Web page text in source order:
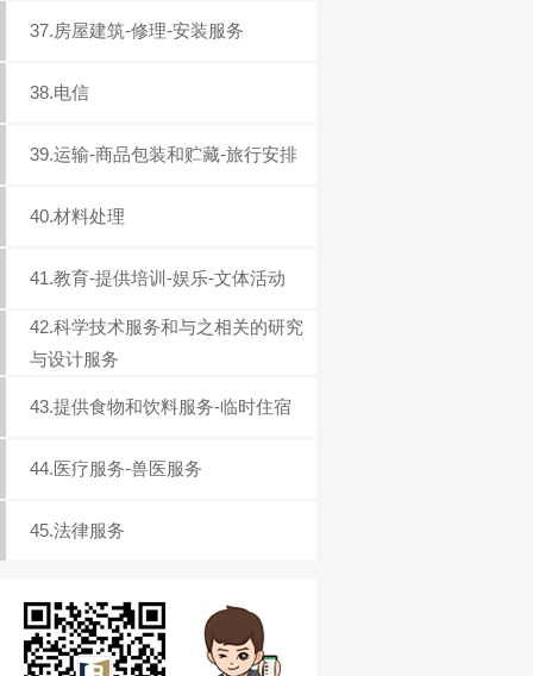
37.房屋建筑-修理-安装服务
38.电信
39.运输-商品包装和贮藏-旅行安排
40.材料处理
41.教育-提供培训-娱乐-文体活动
42.科学技术服务和与之相关的研究
与设计服务
43.提供食物和饮料服务-临时住宿
44.医疗服务-兽医服务
45.法律服务